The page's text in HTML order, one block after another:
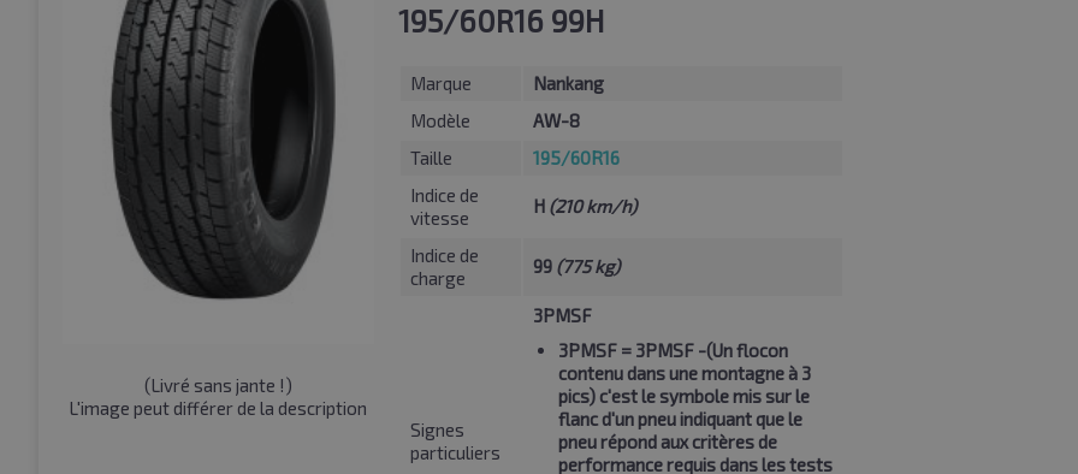
(Livré sans jante !)
L'image peut différer de la description
195/60R16 99H
Marque
Nankang
Modèle
AW-8
Taille
195/60R16
Indice de
vitesse
H (210 km/h)
Indice de
charge
99 (775 kg)
Signes
particuliers
3PMSF
3PMSF= 3PMSF -(Un flocon
contenu dans une montagne à 3
pics) c'est le symbole mis sur le
flanc d'un pneu indiquant que le
pneu répond aux critères de
performance requis dans les tests